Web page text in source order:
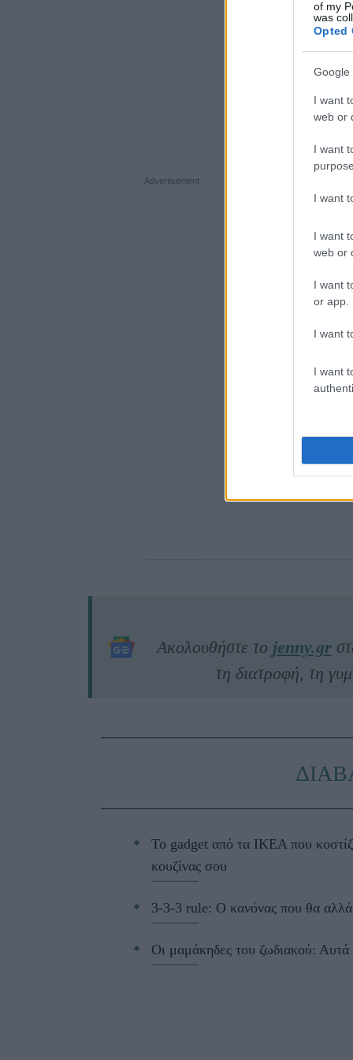
of my
was
Opted
Google
I want
web or
I want
I want
I want
web or
I want
or app.
I want
I want
Ακολουθήστε το jenny.gr
τη διατροφή, τη
Το gadget από τα IKEA που
κουζίνας σου
3-3-3 rule: Ο κανόνας που θα
Οι μαμάκηδες του ζωδιακού: